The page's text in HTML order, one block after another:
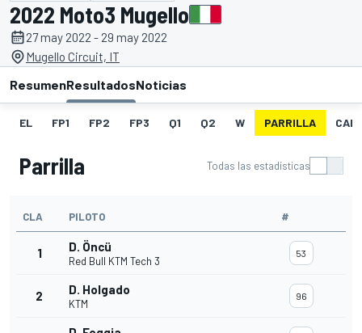
2022 Moto3 Mugello
27 may 2022 - 29 may 2022
Mugello Circuit, IT
ResumenResultadosNoticias
EL FP1 FP2 FP3 Q1 Q2 W PARRILLA
Parrilla Todas las estadísticas
CLA PILOTO #
1 D. Öncü
Red Bull KTM Tech 3
53
2 D. Holgado
KTM
96